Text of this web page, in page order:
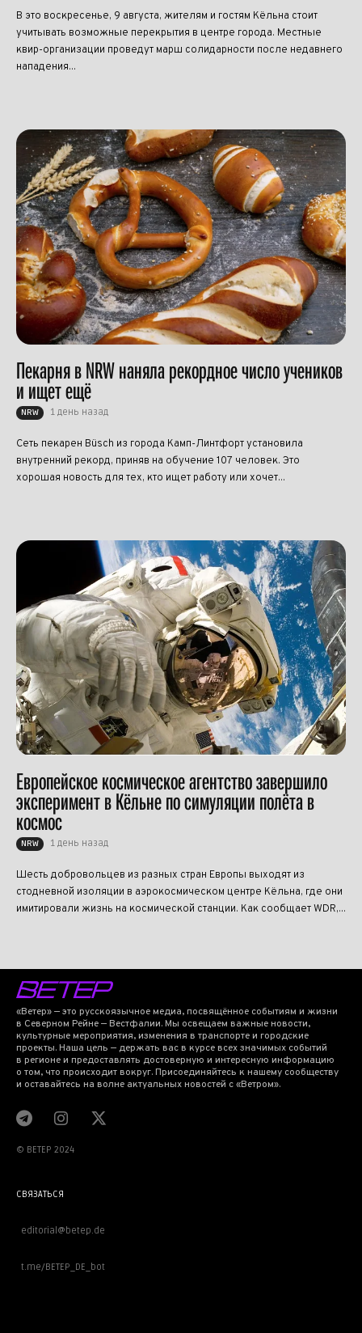
В это воскресенье, 9 августа, жителям и гостям Кёльна стоит
учитывать возможные перекрытия в центре города. Местные
квир-организации проведут марш солидарности после недавнего
нападения...
Пекарня в NRW наняла рекордное число учеников
и ищет ещё
NRW 1 день назад
Сеть пекарен Büsch из города Камп-Линтфорт установила
внутренний рекорд, приняв на обучение 107 человек. Это
хорошая новость для тех, кто ищет работу или хочет...
Европейское космическое агентство завершило
эксперимент в Кёльне по симуляции полёта в
космос
NRW 1 день назад
Шесть добровольцев из разных стран Европы выходят из
стодневной изоляции в аэрокосмическом центре Кёльна, где они
имитировали жизнь на космической станции. Как сообщает WDR,...
«Ветер» — это русскоязычное медиа, посвящённое событиям и жизни
в Северном Рейне — Вестфалии. Мы освещаем важные новости,
культурные мероприятия, изменения в транспорте и городские
проекты. Наша цель — держать вас в курсе всех значимых событий
в регионе и предоставлять достоверную и интересную информацию
о том, что происходит вокруг. Присоединяйтесь к нашему сообществу
и оставайтесь на волне актуальных новостей с «Ветром».
© BETEP 2024
СВЯЗАТЬСЯ
editorial@betep.de
t.me/BETEP_DE_bot